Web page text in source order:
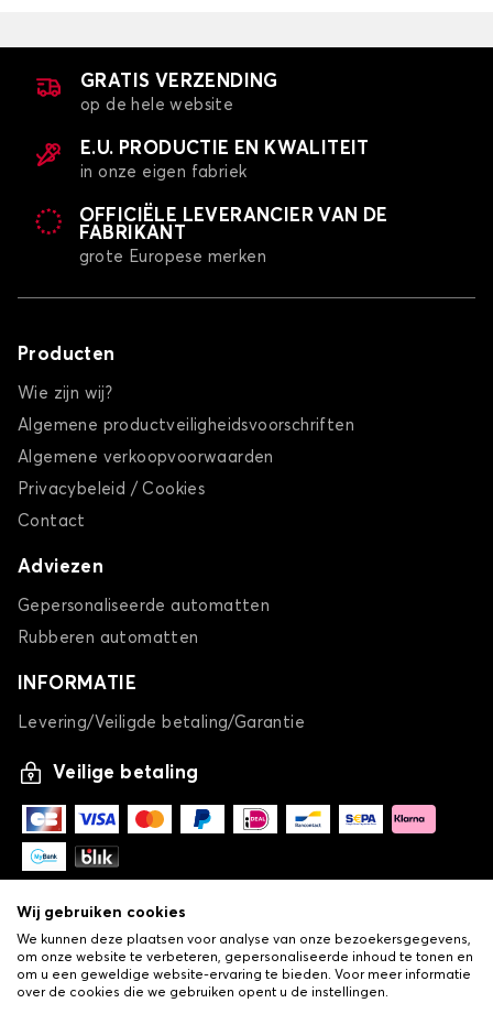
GRATIS VERZENDING
op de hele website
E.U. PRODUCTIE EN KWALITEIT
in onze eigen fabriek
OFFICIËLE LEVERANCIER VAN DE
FABRIKANT
grote Europese merken
Producten
Wie zijn wij?
Algemene productveiligheidsvoorschriften
Algemene verkoopvoorwaarden
Privacybeleid / Cookies
Contact
Adviezen
Gepersonaliseerde automatten
Rubberen automatten
INFORMATIE
Levering/Veiligde betaling/Garantie
Veilige betaling
Wij gebruiken cookies
We kunnen deze plaatsen voor analyse van onze bezoekersgegevens,
om onze website te verbeteren, gepersonaliseerde inhoud te tonen en
om u een geweldige website-ervaring te bieden. Voor meer informatie
over de cookies die we gebruiken opent u de instellingen.